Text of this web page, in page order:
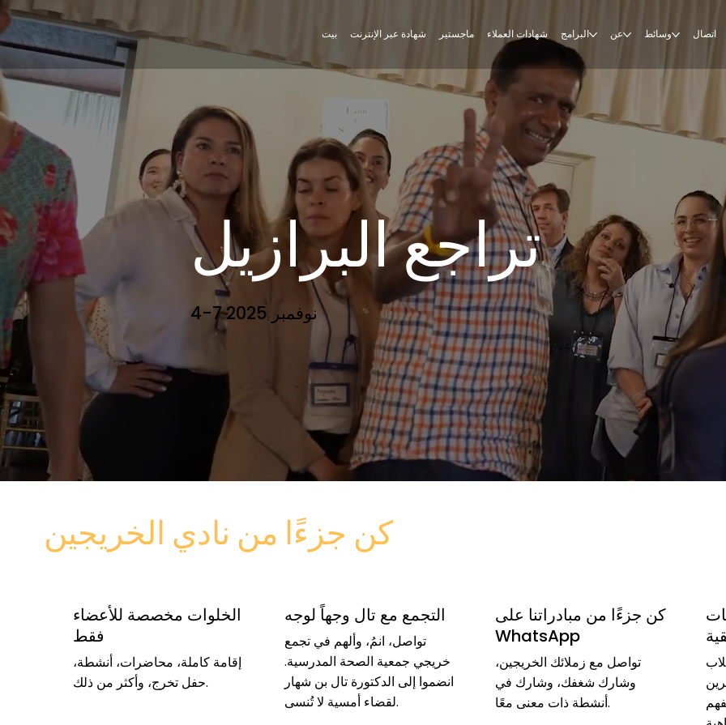
بيت شهادة عبر الإنترنت ماجستير شهادات العملاء البرامج عن وسائط اتصال
تراجع البرازيل
4-7 نوفمبر 2025
كن جزءًا من نادي الخريجين
الخلوات مخصصة للأعضاء
فقط
إقامة كاملة، محاضرات، أنشطة،
حفل تخرج، وأكثر من ذلك.
التجمع مع تال وجهاً لوجه
تواصل، انمُ، وألهم في تجمع
خريجي جمعية الصحة المدرسية.
انضموا إلى الدكتورة تال بن شهار
لقضاء أمسية لا تُنسى.
كن جزءًا من مبادراتنا على
WhatsApp
تواصل مع زملائك الخريجين،
وشارك شغفك، وشارك في
أنشطة ذات معنى معًا.